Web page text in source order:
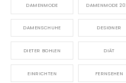
DAMENMODE DAMENMODE
DAMENSCHUHE DESIGNER
DIETER BOHLEN DIÄT
EINRICHTEN FERNSEHEN